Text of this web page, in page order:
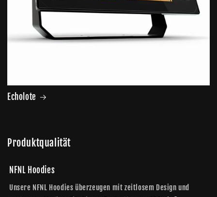
Echolote
Produktqualität
NFNL Hoodies
Unsere NFNL Hoodies überzeugen mit zeitlosem Design und